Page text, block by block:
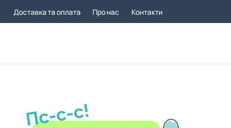
Доставка та оплата Про нас Контакти